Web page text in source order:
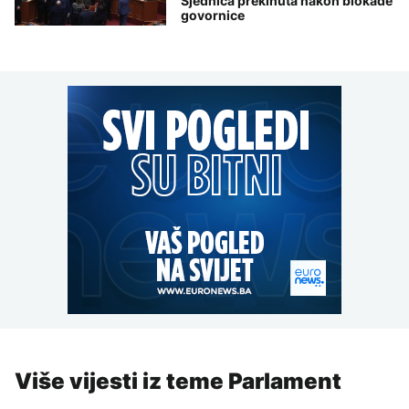
govornice
Više vijesti iz teme Parlament